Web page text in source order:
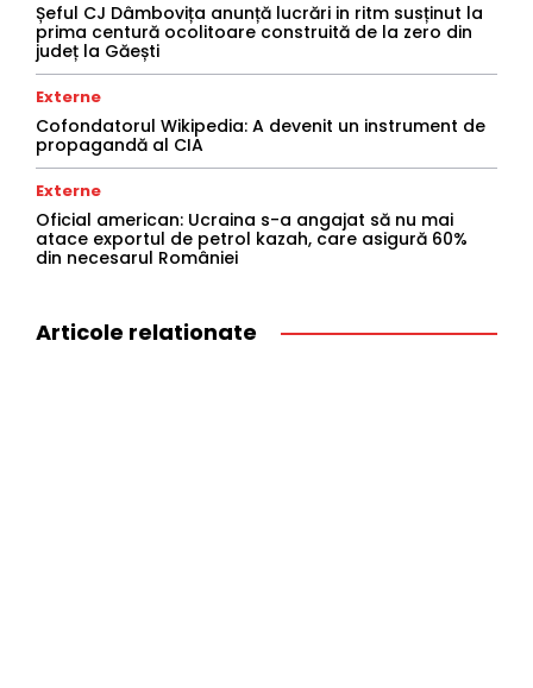
Șeful CJ Dâmbovița anunță lucrări in ritm susținut la
prima centură ocolitoare construită de la zero din
județ la Găești
Externe
Cofondatorul Wikipedia: A devenit un instrument de
propagandă al CIA
Externe
Oficial american: Ucraina s-a angajat să nu mai
atace exportul de petrol kazah, care asigură 60%
din necesarul României
Articole relationate